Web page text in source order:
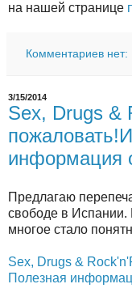
на нашей странице
Комментариев нет:
3/15/2014
Sex, Drugs &
информация
Предлагаю
свободе в Испании.
многое стало
Sex, Drugs &
Полезная